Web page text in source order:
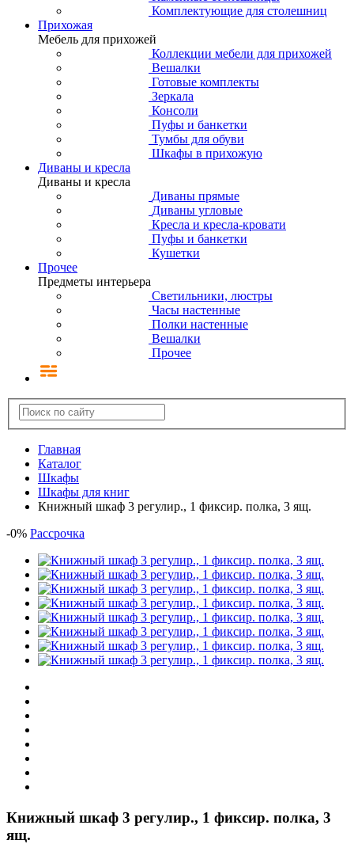
Комплектующие для столешниц
Прихожая
Мебель для прихожей
Коллекции мебели для прихожей
Вешалки
Готовые комплекты
Зеркала
Консоли
Пуфы и банкетки
Тумбы для обуви
Шкафы в прихожую
Диваны и кресла
Диваны и кресла
Диваны прямые
Диваны угловые
Кресла и кресла-кровати
Пуфы и банкетки
Кушетки
Прочее
Предметы интерьера
Светильники, люстры
Часы настенные
Полки настенные
Вешалки
Прочее
Главная
Каталог
Шкафы
Шкафы для книг
Книжный шкаф 3 регулир., 1 фиксир. полка, 3 ящ.
-0% Рассрочка
Книжный шкаф 3 регулир., 1 фиксир. полка, 3
ящ.